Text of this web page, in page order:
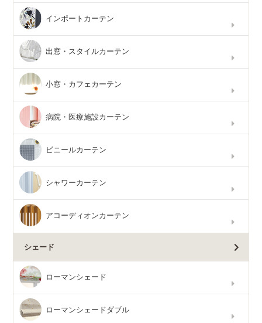
インポートカーテン
出窓・スタイルカーテン
小窓・カフェカーテン
病院・医療施設カーテン
ビニールカーテン
シャワーカーテン
アコーディオンカーテン
シェード
ローマンシェード
ローマンシェードダブル